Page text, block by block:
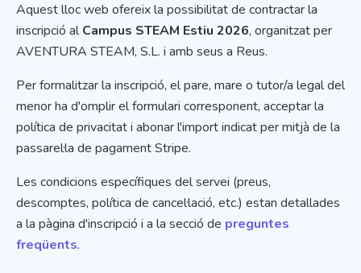
Aquest lloc web ofereix la possibilitat de contractar la
inscripció alCampus STEAM Estiu 2026, organitzat per
AVENTURA STEAM, S.L. i amb seus a Reus.
Per formalitzar la inscripció, el pare, mare o tutor/a legal del
menor ha d'omplir el formulari corresponent, acceptar la
política de privacitat i abonar l'import indicat per mitjà de la
passarel·la de pagament Stripe.
Les condicions específiques del servei (preus,
descomptes, política de cancel·lació, etc.) estan detallades
a la pàgina d'inscripció i a la secció de preguntes
freqüents.